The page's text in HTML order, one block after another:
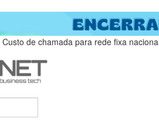
Custo de chamada para rede fixa nacional